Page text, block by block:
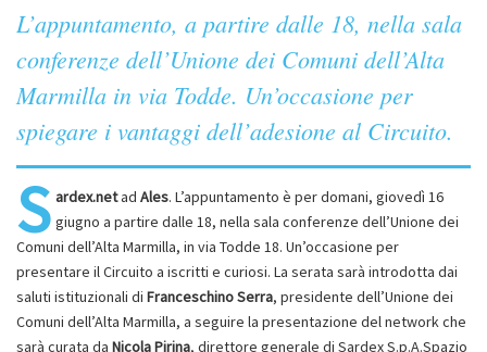
L’appuntamento, a partire dalle 18, nella sala
conferenze dell’Unione dei Comuni dell’Alta
Marmilla in via Todde. Un’occasione per
spiegare i vantaggi dell’adesione al Circuito.
S ardex.netad Ales. L’appuntamento è per domani, giovedì 16
giugno a partire dalle 18, nella sala conferenze dell’Unione dei
Comuni dell’Alta Marmilla, in via Todde 18. Un’occasione per
presentare il Circuito a iscritti e curiosi. La serata sarà introdotta dai
saluti istituzionali di Franceschino Serra, presidente dell’Unione dei
Comuni dell’Alta Marmilla, a seguire la presentazione del network che
sarà curata da Nicola Pirina, direttore generale di Sardex S.p.A.Spazio